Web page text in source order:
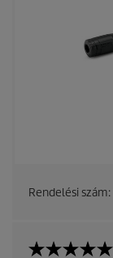
Rendelési szám: